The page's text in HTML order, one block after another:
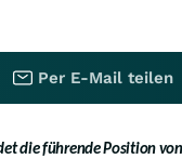
die führende Position
Per E-Mail teilen